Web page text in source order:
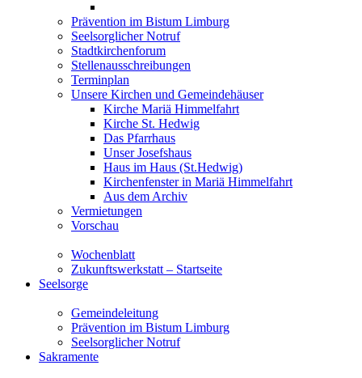
Prävention im Bistum Limburg
Seelsorglicher Notruf
Stadtkirchenforum
Stellenausschreibungen
Terminplan
Unsere Kirchen und Gemeindehäuser
Kirche Mariä Himmelfahrt
Kirche St. Hedwig
Das Pfarrhaus
Unser Josefshaus
Haus im Haus (St.Hedwig)
Kirchenfenster in Mariä Himmelfahrt
Aus dem Archiv
Vermietungen
Vorschau
Wochenblatt
Zukunftswerkstatt – Startseite
Seelsorge
Gemeindeleitung
Prävention im Bistum Limburg
Seelsorglicher Notruf
Sakramente